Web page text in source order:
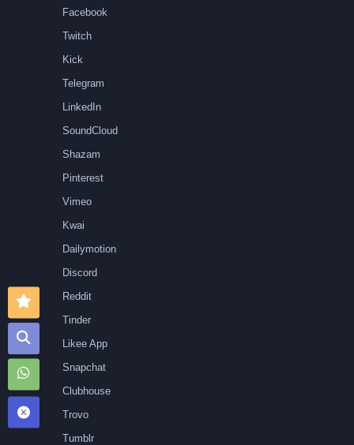
Facebook
Twitch
Kick
Telegram
LinkedIn
SoundCloud
Shazam
Pinterest
Vimeo
Kwai
Dailymotion
Discord
Reddit
Tinder
Likee App
Snapchat
Clubhouse
Trovo
Tumblr